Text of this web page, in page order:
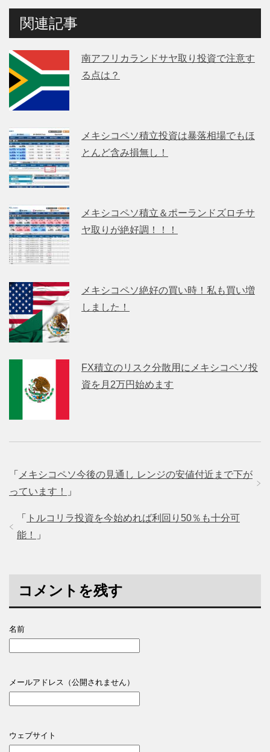
関連記事
南アフリカランドサヤ取り投資で注意す
る点は？
メキシコペソ積立投資は暴落相場でもほ
とんど含み損無し！
メキシコペソ積立＆ポーランドズロチサ
ヤ取りが絶好調！！！
メキシコペソ絶好の買い時！私も買い増
しました！
FX積立のリスク分散用にメキシコペソ投
資を月2万円始めます
「 メキシコペソ今後の見通し レンジの安値付近まで下が
っています！
」
「
トルコリラ投資を今始めれば利回り50％も十分可
能！
」
コメントを残す
名前
メールアドレス（公開されません）
ウェブサイト